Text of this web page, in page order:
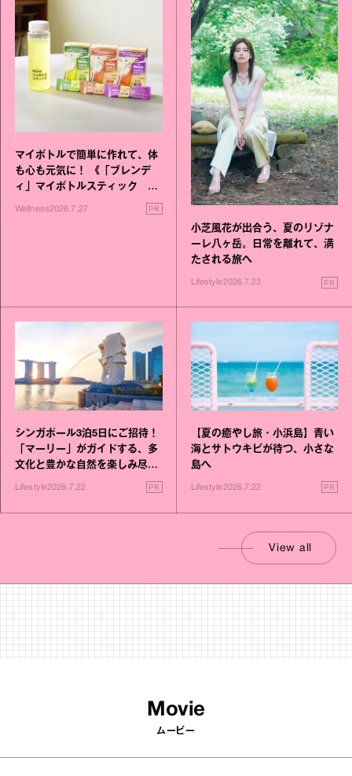
マイボトルで簡単に作れて、体
も心も元気に！ 《「ブレンデ
ィ」マイボトルスティック い
いこと毎日》シリーズが誕生
Wellness2026.7.27 PR
小芝風花が出合う、夏のリゾナ
ーレ八ヶ岳。日常を離れて、満
たされる旅へ
Lifestyle2026.7.23 PR
シンガポール3泊5日にご招待！
「マーリー」がガイドする、多
文化と豊かな自然を楽しみ尽く
Lifestyle2026.7.22 PR
【夏の癒やし旅・小浜島】青い
海とサトウキビが待つ、小さな
島へ
Lifestyle2026.7.22 PR
View all
Movie
ムービー